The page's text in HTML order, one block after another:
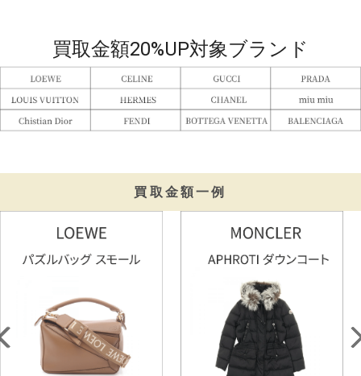
買取金額20%UP対象ブランド
買取金額一例